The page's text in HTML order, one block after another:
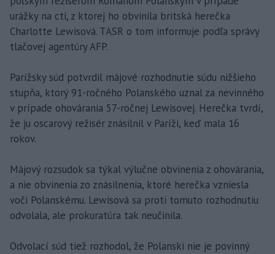
urážky na cti, z ktorej ho obvinila britská herečka
Charlotte Lewisová. TASR o tom informuje podľa správy
tlačovej agentúry AFP.
Parížsky súd potvrdil májové rozhodnutie súdu nižšieho
stupňa, ktorý 91-ročného Polanského uznal za nevinného
v prípade ohovárania 57-ročnej Lewisovej. Herečka tvrdí,
že ju oscarový režisér znásilnil v Paríži, keď mala 16
rokov.
Májový rozsudok sa týkal výlučne obvinenia z ohovárania,
a nie obvinenia zo znásilnenia, ktoré herečka vzniesla
voči Polanskému. Lewisová sa proti tomuto rozhodnutiu
odvolala, ale prokuratúra tak neučinila.
Odvolací súd tiež rozhodol, že Polanski nie je povinný